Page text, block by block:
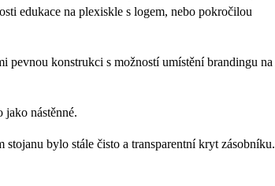
edukace na plexiskle s logem, nebo pokročilou
pevnou konstrukci s možností umístění brandingu na
jako nástěnné.
bylo stále čisto a transparentní kryt zásobníku.